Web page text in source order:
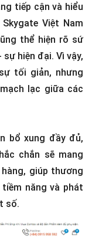
tiếp cận và hiểu
Việt Nam
thể hiện rõ sứ
hiện đại. Vì vậy,
tối giản, nhưng
lạc giữa các
bổ xung đầy đủ,
chắn sẽ mang
giúp thương
năng và phát
số.